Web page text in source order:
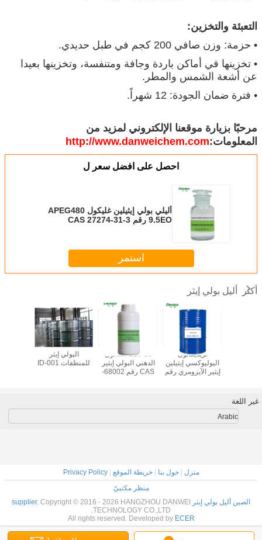
التعبئة والتخزين:
• حزمة: وزن صافي 200 كجم في طبل حديدي.
• تخزينها في أماكن باردة وجافة ومتنفسة، وتخزينها بعيدا
عن أشعة الشمس والمطر.
• فترة ضمان الجودة: 12 شهراً.
مرحبًا بزيارة موقعنا الإلكتروني لمزيد من
المعلومات:http://www.danweichem.com
احصل على افضل سعر ل
أليلي بولي إيثيلين غليكول APEG480
9.5EO رقم CAS 27274-31-3
استمر
أكثر أليل بولي إيثر
البولي إيثر
للمنظفات ID-001
C16-18 الكحول
الدهني البولي إيثير
CAS رقم 68002-
تريديكانول
البوليوكسي إيثيلين
إيثير الآيزومري رقم
غير اللغة
Arabic
منزل |حول بنا |خريطة الموقع |
Privacy Policy
منظر مكتبيّ
الصين أليل بولي إيثر supplier. Copyright © 2016 - 2026 HANGZHOU DANWEI
TECHNOLOGY CO.,LTD.
All rights reserved. Developed by ECER